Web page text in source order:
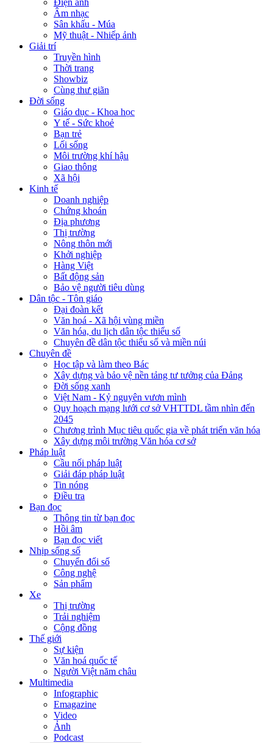
Điện ảnh
Âm nhạc
Sân khấu - Múa
Mỹ thuật - Nhiếp ảnh
Giải trí
Truyền hình
Thời trang
Showbiz
Cùng thư giãn
Đời sống
Giáo dục - Khoa học
Y tế - Sức khoẻ
Bạn trẻ
Lối sống
Môi trường khí hậu
Giao thông
Xã hội
Kinh tế
Doanh nghiệp
Chứng khoán
Địa phương
Thị trường
Nông thôn mới
Khởi nghiệp
Hàng Việt
Bất động sản
Bảo vệ người tiêu dùng
Dân tộc - Tôn giáo
Đại đoàn kết
Văn hoá - Xã hội vùng miền
Văn hóa, du lịch dân tộc thiểu số
Chuyên đề dân tộc thiểu số và miền núi
Chuyên đề
Học tập và làm theo Bác
Xây dựng và bảo vệ nền tảng tư tưởng của Đảng
Đời sống xanh
Việt Nam - Kỷ nguyên vươn mình
Quy hoạch mạng lưới cơ sở VHTTDL tầm nhìn đến
2045
Chương trình Mục tiêu quốc gia về phát triển văn hóa
Xây dựng môi trường Văn hóa cơ sở
Pháp luật
Cầu nối pháp luật
Giải đáp pháp luật
Tin nóng
Điều tra
Bạn đọc
Thông tin từ bạn đọc
Hồi âm
Bạn đọc viết
Nhịp sống số
Chuyển đổi số
Công nghệ
Sản phẩm
Xe
Thị trường
Trải nghiệm
Cộng đồng
Thế giới
Sự kiện
Văn hoá quốc tế
Người Việt năm châu
Multimedia
Infographic
Emagazine
Video
Ảnh
Podcast